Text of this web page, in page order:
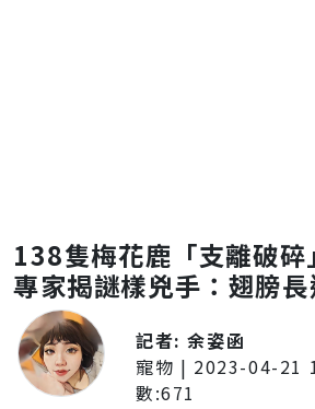
138隻梅花鹿「支離破碎
專家揭謎樣兇手：翅膀
記者:余姿函
寵物 | 2023-04-21
數:671